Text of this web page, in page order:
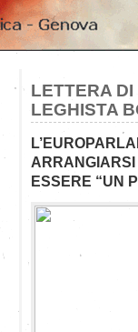
LETTERA
LEGHISTA
ESSERE “UN